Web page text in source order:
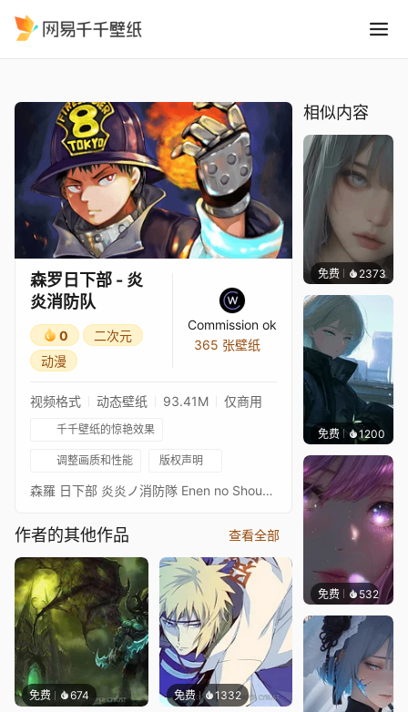
森罗日下部 - 炎
炎消防队
0
二次元
动漫
Commission ok
365 张壁纸
视频格式 动态壁纸 93.41M 仅商用
千千壁纸的惊艳效果
调整画质和性能 版权声明
森羅 日下部 炎炎ノ消防隊 Enen no Shoubutai（消防队）
作者的其他作品 查看全部
免费 674 免费 1332
相似内容
免费 2373辰东
免费 1200辰东
免费 532辰东